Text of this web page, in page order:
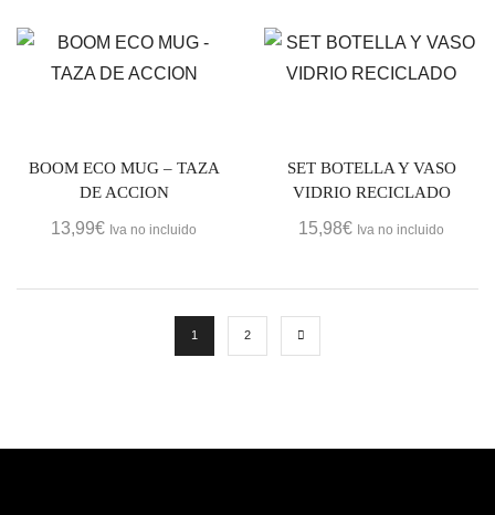
BOOM ECO MUG – TAZA
DE ACCION
13,99€ Iva no incluido
SET BOTELLA Y VASO
VIDRIO RECICLADO
15,98€ Iva no incluido
1 2